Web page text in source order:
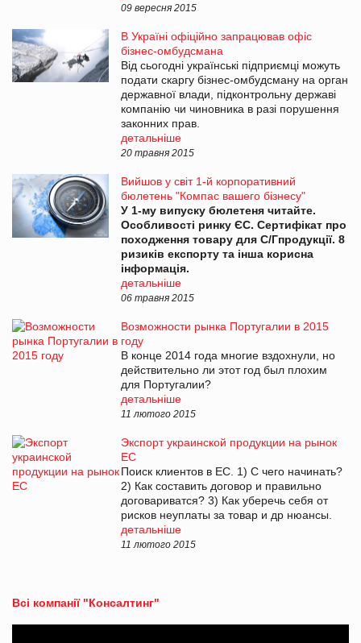
09 вересня 2015
В Україні офіційно запрацював офіс
бізнес-омбудсмана
Від сьогодні українські підприємці можуть
подати скаргу бізнес-омбудсману на орган
державної влади, підконтрольну державі
компанію чи чиновника в разі порушення
законних прав.
детальніше
20 травня 2015
Вийшов у світ 1-й корпоративний
бюлетень "Компас вашего бізнесу"
У 1-му випуску бюлетеня читайте.
Особливості ринку ЄС. Сертифікат про
походження товару для С/Гпродукції. 8
ризиків експорту та інша корисна
інформація.
детальніше
06 травня 2015
Возможности рынка Португалии в 2015
году
В конце 2014 года многие вздохнули, но
действительно ли этот год был плохим
для Португалии?
детальніше
11 лютого 2015
Экспорт украинской продукции на рынок
ЕС
Поиск клиентов в ЕС. 1) С чего начинать?
2) Как составить договор и правильно
договариватся? 3) Как уберечь себя от
рисков неуплаты за товар и др нюансы.
детальніше
11 лютого 2015
Всі компанії "Консалтинг"